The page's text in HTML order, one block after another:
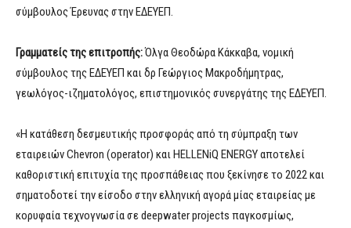
σύμβουλος Έρευνας στην ΕΔΕΥΕΠ.
Γραμματείς της επιτροπής:Όλγα Θεοδώρα Κάκκαβα, νομική
σύμβουλος της ΕΔΕΥΕΠ και δρ Γεώργιος Μακροδήμητρας,
γεωλόγος-ιζηματολόγος, επιστημονικός συνεργάτης της ΕΔΕΥΕΠ.
«Η κατάθεση δεσμευτικής προσφοράς από τη σύμπραξη των
εταιρειών Chevron (operator) και HELLENiQ ENERGY αποτελεί
καθοριστική επιτυχία της προσπάθειας που ξεκίνησε το 2022 και
σηματοδοτεί την είσοδο στην ελληνική αγορά μίας εταιρείας με
κορυφαία τεχνογνωσία σε deepwater projects παγκοσμίως,